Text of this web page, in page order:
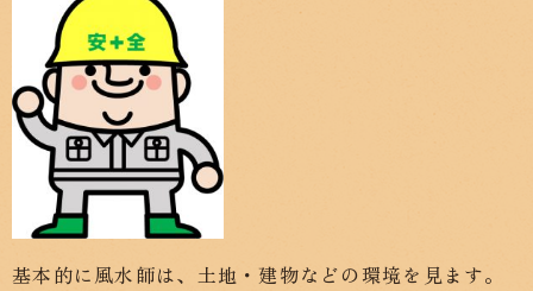
基本的に風水師は、土地・建物などの環境を見ます。